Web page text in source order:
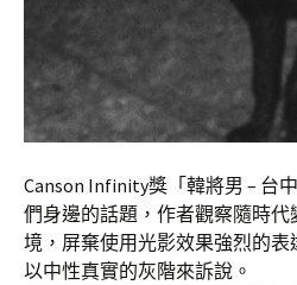
Canson Infinity獎「韓將男 –
們身邊的話題，作者觀察隨時
境，屏棄使用光影效果強烈的
以中性真實的灰階來訴說。